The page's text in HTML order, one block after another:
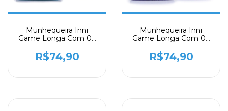
Munhequeira Inni
Game Longa Com 02
R$74,90
Munhequeira Inni
Game Longa Com 02
R$74,90